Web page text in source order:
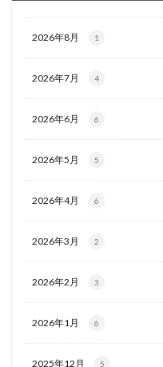
2026年8月 1
2026年7月 4
2026年6月 6
2026年5月 5
2026年4月 6
2026年3月 2
2026年2月 3
2026年1月 6
2025年12月 5